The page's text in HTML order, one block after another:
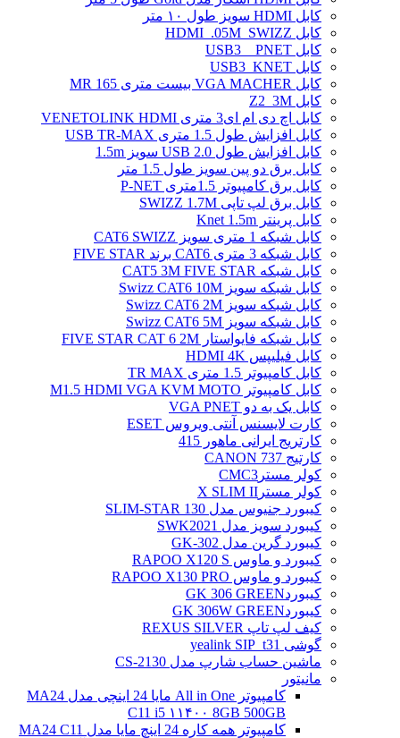
کابل HDMI سویز طول ۱۰ متر
کابل HDMI_.05M_SWIZZ
کابل USB3 _ PNET
کابل USB3_KNET
کابل VGA MACHER بیست متری MR 165
کابل Z2_3M
کابل اچ دی ام ای3 متری VENETOLINK HDMI
کابل افزایش طول 1.5 متری USB TR-MAX
کابل افزایش طول USB 2.0 سویز 1.5m
کابل برق دو پین سویز طول 1.5 متر
کابل برق کامپیوتر 1.5ﻣﺘﺮی P-NET
کابل برق لپ تاپی SWIZZ 1.7M
کابل پرینتر Knet 1.5m
کابل شبکه 1 متری سویز CAT6 SWIZZ
کابل شبکه 3 متری CAT6 برند FIVE STAR
کابل شبکه CAT5 3M FIVE STAR
کابل شبکه سویز Swizz CAT6 10M
کابل شبکه سویز Swizz CAT6 2M
کابل شبکه سویز Swizz CAT6 5M
کابل شبکه فایواستار FIVE STAR CAT 6 2M
کابل فیلیپس HDMI 4K
کابل کامپیوتر 1.5 متری TR MAX
کابل کامپیوتر M1.5 HDMI VGA KVM MOTO
کابل یک به دو VGA PNET
کارت لایسنس آنتی ویروس ESET
کارتریج ایرانی ماهور 415
کارتیج 737 CANON
کولر مسترCMC3
کولر مسترX SLIM II
کیبورد جنیوس مدل SLIM-STAR 130
کیبورد سویز مدل SWK2021
کیبورد گرین مدل GK-302
کیبورد و ماوس RAPOO X120 S
کیبورد و ماوس RAPOO X130 PRO
کیبوردGK 306 GREEN
کیبوردGK 306W GREEN
کیف لپ تاپ REXUS SILVER
گوشی yealink SIP_t31
ماشین حساب شارپ مدل CS-2130
مانیتور
کامپیوتر All in One مایا 24 اینچی مدل MA24
C11 i5 ۱۱۴۰۰ 8GB 500GB
کامپیوتر همه کاره 24 اینچ مایا مدل MA24 C11